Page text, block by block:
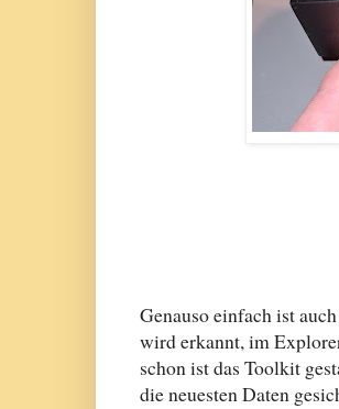
Genauso einfach ist
wird erkannt, im
schon ist das Toolkit
die neuesten Daten